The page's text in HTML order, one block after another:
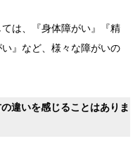
は、『身体障がい』『精
』など、様々な障がいの
違いを感じることはありま